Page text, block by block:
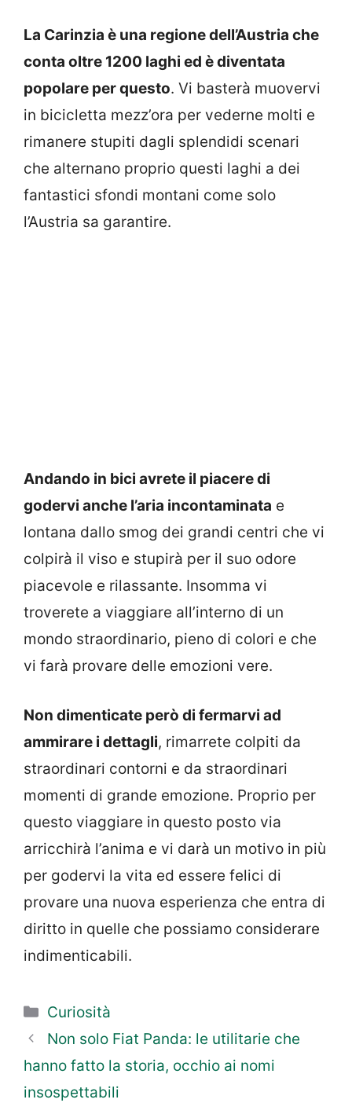
La Carinzia è una regione dell’Austria che
conta oltre 1200 laghi ed è diventata
popolare per questo. Vi basterà muovervi
in bicicletta mezz’ora per vederne molti e
rimanere stupiti dagli splendidi scenari
che alternano proprio questi laghi a dei
fantastici sfondi montani come solo
l’Austria sa garantire.
Andando in bici avrete il piacere di
godervi anche l’aria incontaminata e
lontana dallo smog dei grandi centri che vi
colpirà il viso e stupirà per il suo odore
piacevole e rilassante. Insomma vi
troverete a viaggiare all’interno di un
mondo straordinario, pieno di colori e che
vi farà provare delle emozioni vere.
Non dimenticate però di fermarvi ad
ammirare i dettagli, rimarrete colpiti da
straordinari contorni e da straordinari
momenti di grande emozione. Proprio per
questo viaggiare in questo posto via
arricchirà l’anima e vi darà un motivo in più
per godervi la vita ed essere felici di
provare una nuova esperienza che entra di
diritto in quelle che possiamo considerare
indimenticabili.
Categorie
Curiosità
Non solo Fiat Panda: le utilitarie che
hanno fatto la storia, occhio ai nomi
insospettabili